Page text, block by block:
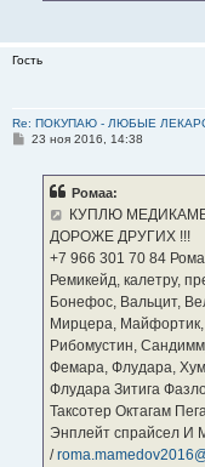
Гость
Re: ПОКУПАЮ - ЛЮБЫЕ
С23 ноя 2016, 14:38
Ромаа:
КУПЛЮ
ДОРОЖЕ ДРУГИХ !!!
‪+7 966 301 70 84‬ Рома
Ремикейд, калетру,
Бонефос, Вальцит,
Мирцера, Майфортик,
Рибомустин,
Фемара, Флудара,
Флудара Зитига
Таксотер Октагам
Энплейт спрайсел
/